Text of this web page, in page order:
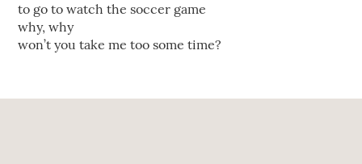
to go to watch the soccer game
why, why
won’t you take me too some time?